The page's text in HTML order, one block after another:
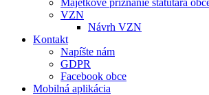
Majetkové priznanie štatutára
VZN
Návrh VZN
Kontakt
Napíšte nám
GDPR
Facebook obce
Mobilná aplikácia